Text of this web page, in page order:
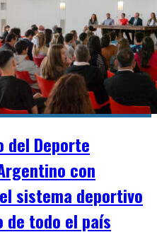
del Deporte
con
sistema deportivo
todo el país